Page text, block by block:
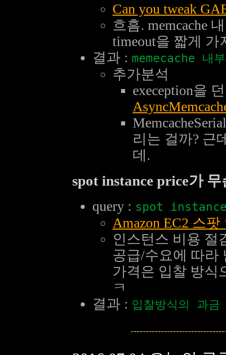
Can you tweak
흐흠. memcache
timeout을 짧게
결과 : memecache 내
추가분석
exeception을
리는 걸까? 근
데.
spot instance price가
query : spot
Amazon EC2 스
인스턴스 비용 절
공급/수요에 따라
가격은 입찰 방식
ㅋ
결과 : 입찰방식의 과금